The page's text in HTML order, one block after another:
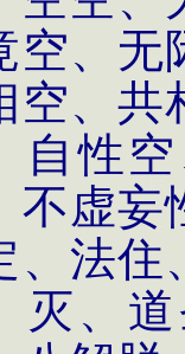
空、无
空、共
自性
不虚妄
、法住
灭、